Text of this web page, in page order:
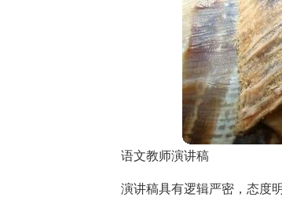
语文教师演讲稿
演讲稿具有逻辑严密，态度